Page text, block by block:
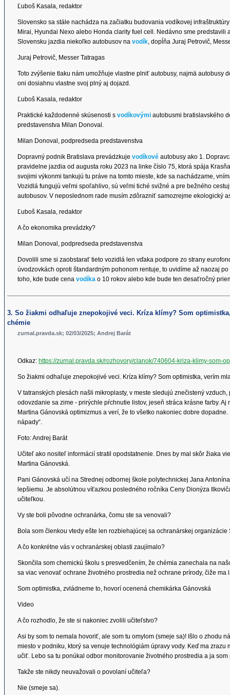
Ľuboš Kasala, redaktor
Slovensko sa stále nachádza na začiatku budovania vodíkovej
Mirai, Hyundai Nexo alebo Honda clarity fuel cell. Nedávno sme
Slovensku jazdia niekoľko autobusov na vodík, dopĺňa Juraj Petrovič,
Juraj Petrovič, Messer Tatragas
Toto zvýšenie tlaku nám umožňuje vlastne plniť autobusy, najmä autobusy
oni dosiahnu vlastne svoj plný aj dojazd.
Ľuboš Kasala, redaktor
Praktické každodenné skúsenosti s vodíkovými autobusmi bratislavského
predstavenstva Milan Donoval.
Milan Donoval, podpredseda predstavenstva
Dopravný podnik Bratislava prevádzkuje vodíkové autobusy ako 1.
pravidelne jazdia od augusta roku 2023 na linke číslo 75, ktorá spája
svojimi výkonmi tankujú tu práve na tomto mieste, kde sa nachádzame,
Vozidlá fungujú veľmi spoľahlivo, sú veľmi tiché svižné a pre bežného
autobusov. V neposlednom rade musím zdôrazniť samozrejme ekologický
Ľuboš Kasala, redaktor
A čo ekonomika prevádzky?
Milan Donoval, podpredseda predstavenstva
Dovolili sme si zaobstarať tieto vozidlá len vďaka podpore zo strany
úvodzovkách oproti štandardným pohonom rentuje, to uvidíme až naozaj
toho, kde bude cena vodíka o 10 rokov alebo kde bude ten desaťročný
3. So žiakmi odhaľuje znepokojivé veci. Kríza klímy? Som
chémie
zurnal.pravda.sk; 02/03/2025; Andrej Barát
Odkaz: https://zurnal.pravda.sk/rozhovory/clanok/740604-kriza-klimy-som-
So žiakmi odhaľuje znepokojivé veci. Kríza klímy? Som optimistka, verím
V tatranských plesách našli mikroplasty, v meste sledujú znečistený
odovzdanie sa zime - prirýchle pŕchnutie listov, jeseň stráca krásne farby.
Martina Gánovská optimizmus a verí, že to všetko nakoniec dobre
nápady“.
Foto: Andrej Barát
Učiteľ ako nositeľ informácií stratil opodstatnenie. Dnes by mal skôr žiaka
Martina Gánovská.
Pani Gánovská učí na Strednej odbornej škole polytechnickej Jana
lepšiemu. Je absolútnou víťazkou posledného ročníka Ceny Dionýza
učiteľkou.
Vy ste boli pôvodne ochranárka, čomu ste sa venovali?
Bola som členkou vtedy ešte len rozbiehajúcej sa ochranárskej
A čo konkrétne vás v ochranárskej oblasti zaujímalo?
Skončila som chemickú školu s presvedčením, že chémia zanechala na
sa viac venovať ochrane životného prostredia než ochrane prírody, čiže ma
Som optimistka, zvládneme to, hovorí ocenená chemikárka Gánovská
Video
A čo rozhodlo, že ste si nakoniec zvolili učiteľstvo?
Asi by som to nemala hovoriť, ale som tu omylom (smeje sa)! Išlo o zhodu
miesto v podniku, ktorý sa venuje technológiám úpravy vody. Keď ma
učiť. Lebo sa tu ponúkal odbor monitorovanie životného prostredia a ja
Takže ste nikdy neuvažovali o povolaní učiteľa?
Nie (smeje sa).